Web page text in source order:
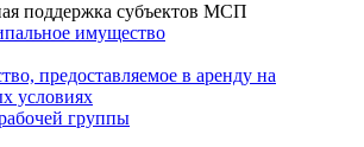
поддержка субъектов МСП
имущество
предоставляемое в аренду на
условиях
группы